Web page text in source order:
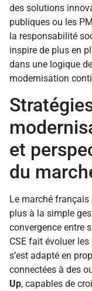
des solutions
publiques ou les
la responsabilité
inspire de plus en
dans une logique
modernisation
et
du
Le marché français
plus à la simple
convergence entre
CSE fait évoluer
s’est adapté en
connectées à des
Up, capables de